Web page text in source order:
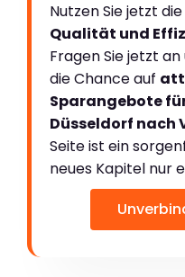
Nutzen Sie jetzt
Qualität und
Fragen Sie jetzt
die Chance auf
Sparangebote
Düsseldorf nach
Seite ist ein
neues Kapitel nur